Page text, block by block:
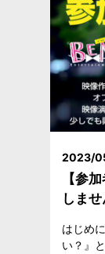
2023/
【参
しませ
はじめ
い？』